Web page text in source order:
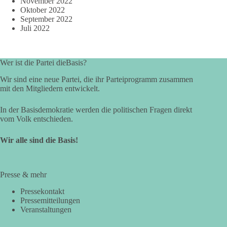
Oktober 2022
September 2022
Juli 2022
Wer ist die Partei dieBasis?
Wir sind eine neue Partei, die ihr Parteiprogramm zusammen
mit den Mitgliedern entwickelt.
In der Basisdemokratie werden die politischen Fragen direkt
vom Volk entschieden.
Wir alle sind die Basis!
Presse & mehr
Pressekontakt
Pressemitteilungen
Veranstaltungen